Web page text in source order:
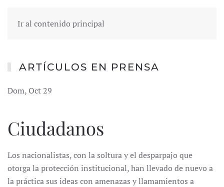
Ir al contenido principal
ARTÍCULOS EN PRENSA
Dom, Oct 29
Ciudadanos
Los nacionalistas, con la soltura y el desparpajo que
otorga la protección institucional, han llevado de nuevo a
la práctica sus ideas con amenazas y llamamientos a